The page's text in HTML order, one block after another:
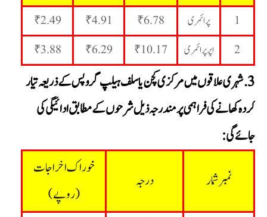
1 پرائمری ₹6.78
₹4.91
₹2.49
2
اپر پرائمری ₹10.17
₹6.29
₹3.88
شہری علاقوں میں مرکزی کچن یا سلف ہیلپ گروپس کے ذریعہ تیار
کردہ کھانے کی فراہمی پر مندرجہ ذیل شرحوں کے مطابق ادائیگی کی
جائے گی:
نمبر شمار درجہ
خوراک اخراجات
(روپے)